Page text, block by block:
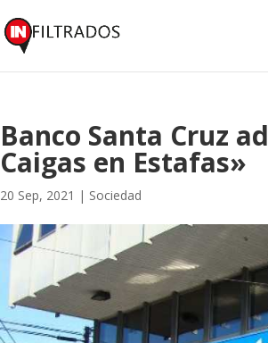
Banco Santa Cruz
Caigas en Estafas»
20 Sep, 2021 | Sociedad